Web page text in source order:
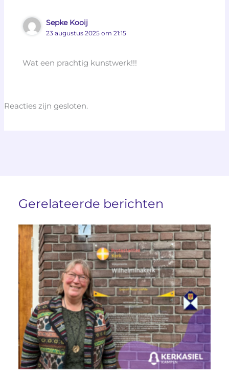
Sepke Kooij
23 augustus 2025 om 21:15
Wat een prachtig kunstwerk!!!
Reacties zijn gesloten.
Gerelateerde berichten